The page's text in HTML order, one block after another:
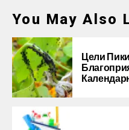
You May Also
Цели